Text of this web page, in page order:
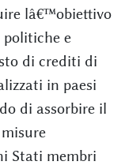
lâ€™obiettivo
e
di crediti di
in paesi
di assorbire il
Stati membri